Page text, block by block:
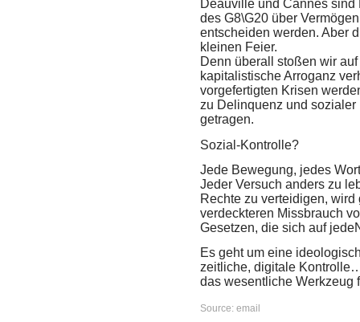
Deauville und Cannes
des G8\G20 über
entscheiden werden. Aber
kleinen Feier.
Denn überall stoßen wir
kapitalistische Arroganz
vorgefertigten Krisen
zu Delinquenz und
getragen.
Sozial-Kontrolle?
Jede Bewegung, jedes
Jeder Versuch anders zu
Rechte zu verteidigen,
verdeckteren Missbrauch
Gesetzen, die sich auf
Es geht um eine
zeitliche, digitale
das wesentliche Werkzeug
Source: email